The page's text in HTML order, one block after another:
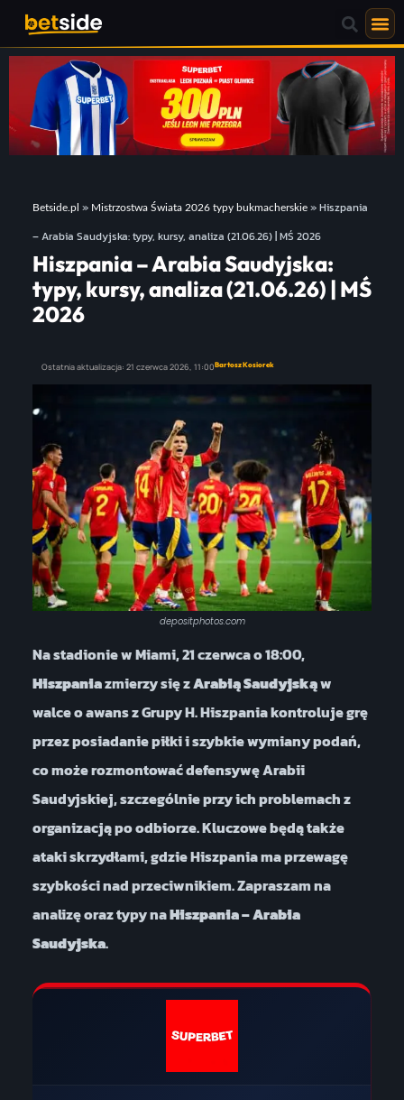
Betside.pl » Mistrzostwa Świata 2026 typy bukmacherskie»Hiszpania
– Arabia Saudyjska: typy, kursy, analiza (21.06.26) | MŚ 2026
Hiszpania – Arabia Saudyjska:
typy, kursy, analiza (21.06.26) | MŚ
2026
Ostatnia aktualizacja: 21 czerwca 2026, 11:00Bartosz Kosiorek
depositphotos.com
Na stadionie w Miami, 21 czerwca o 18:00,
Hiszpaniazmierzy się zArabią Saudyjskąw
walce o awans z Grupy H. Hiszpania kontroluje grę
przez posiadanie piłki i szybkie wymiany podań,
co może rozmontować defensywę Arabii
Saudyjskiej, szczególnie przy ich problemach z
organizacją po odbiorze. Kluczowe będą także
ataki skrzydłami, gdzie Hiszpania ma przewagę
szybkości nad przeciwnikiem. Zapraszam na
analizę oraz typy naHiszpania – Arabia
Saudyjska.